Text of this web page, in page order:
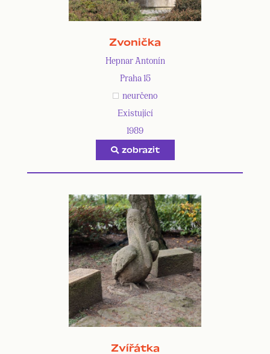
Zvonička
Hepnar Antonín
Praha 15
neurčeno
Existující
1989
zobrazit
Zvířátka